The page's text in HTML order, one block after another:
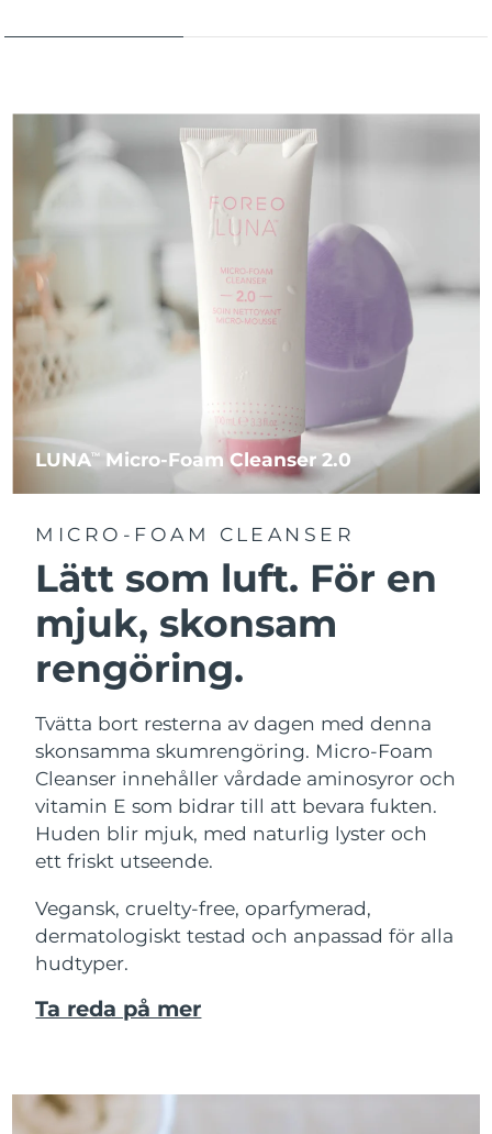
LUNATM Micro-Foam Cleanser 2.0
MICRO-FOAM CLEANSER
Lätt som luft. För en
mjuk, skonsam
rengöring.
Tvätta bort resterna av dagen med denna
skonsamma skumrengöring. Micro-Foam
Cleanser innehåller vårdade aminosyror och
vitamin E som bidrar till att bevara fukten.
Huden blir mjuk, med naturlig lyster och
ett friskt utseende.
Vegansk, cruelty-free, oparfymerad,
dermatologiskt testad och anpassad för alla
hudtyper.
Ta reda på mer